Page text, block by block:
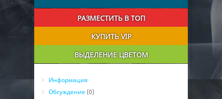
РАЗМЕСТИТЬ В ТОП
КУПИТЬ VIP
ВЫДЕЛЕНИЕ ЦВЕТОМ
Информация
Обсуждение (0)